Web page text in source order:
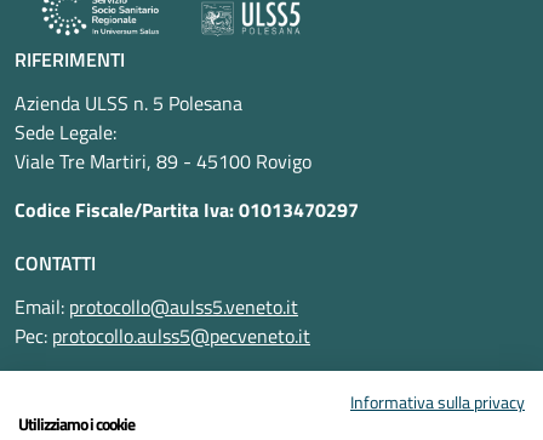
RIFERIMENTI
Azienda ULSS n. 5 Polesana
Sede Legale:
Viale Tre Martiri, 89 - 45100 Rovigo
Codice Fiscale/Partita Iva: 01013470297
CONTATTI
Email: protocollo@aulss5.veneto.it
Pec: protocollo.aulss5@pecveneto.it
Informativa sulla privacy
Utilizziamo i cookie